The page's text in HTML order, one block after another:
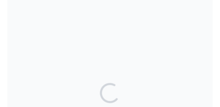
Back to basics: 10 Interesting Tips for